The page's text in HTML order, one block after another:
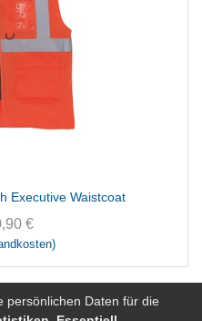
Executive Waistcoat
€
persönlichen Daten für die